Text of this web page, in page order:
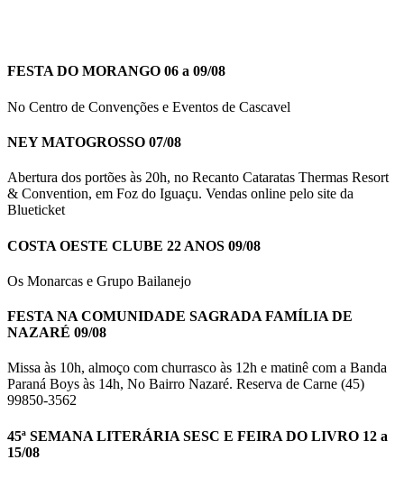
FESTA DO MORANGO 06 a 09/08
No Centro de Convenções e Eventos de Cascavel
NEY MATOGROSSO 07/08
Abertura dos portões às 20h, no Recanto Cataratas Thermas Resort
& Convention, em Foz do Iguaçu. Vendas online pelo site da
Blueticket
COSTA OESTE CLUBE 22 ANOS 09/08
Os Monarcas e Grupo Bailanejo
FESTA NA COMUNIDADE SAGRADA FAMÍLIA DE
NAZARÉ 09/08
Missa às 10h, almoço com churrasco às 12h e matinê com a Banda
Paraná Boys às 14h, No Bairro Nazaré. Reserva de Carne (45)
99850-3562
45ª SEMANA LITERÁRIA SESC E FEIRA DO LIVRO 12 a
15/08